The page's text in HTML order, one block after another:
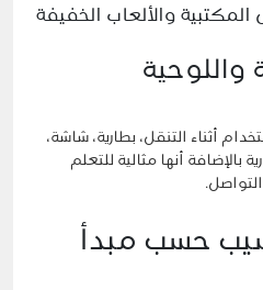
المكتبية والألعاب الخفيفة
واللوحية
أثناء التنقل، بطارية، شاشة،
بالإضافة أنها مثالية للتعلم
حسب مبدأ